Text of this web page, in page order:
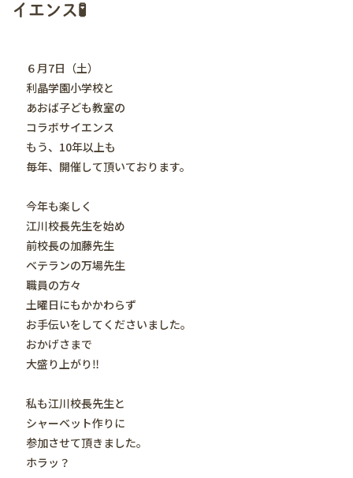
イエンス🧪
６月7日（土）
利晶学園小学校と
あおば子ども教室の
コラボサイエンス
もう、10年以上も
毎年、開催して頂いております。
今年も楽しく
江川校長先生を始め
前校長の加藤先生
ベテランの万場先生
職員の方々
土曜日にもかかわらず
お手伝いをしてくださいました。
おかげさまで
大盛り上がり‼️
私も江川校長先生と
シャーベット作りに
参加させて頂きました。
ホラッ？